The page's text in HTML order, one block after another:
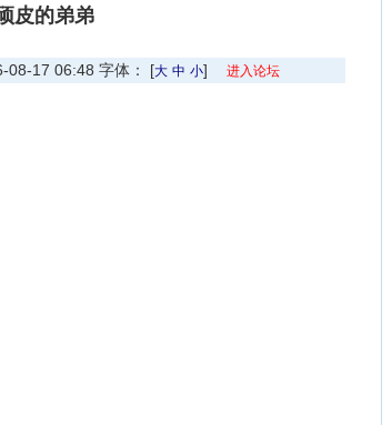
皮的弟弟
08-17 06:48 字体： [大 中 小] 进入论坛